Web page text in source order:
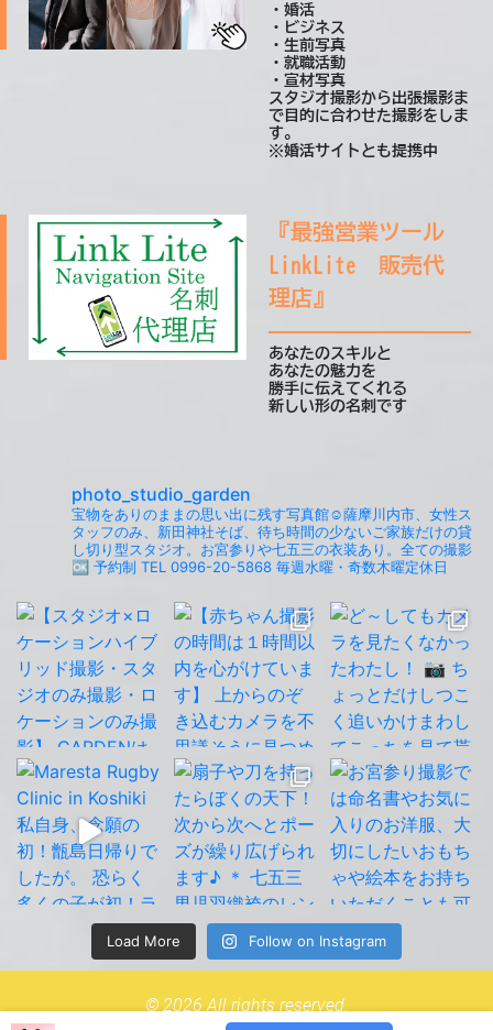
・婚活
・ビジネス
・生前写真
・就職活動
・宣材写真
スタジオ撮影から出張撮影ま
で目的に合わせた撮影をしま
す。
※婚活サイトとも提携中
『最強営業ツール
LinkLite 販売代
理店』
あなたのスキルと
あなたの魅力を
勝手に伝えてくれる
新しい形の名刺です
photo_studio_garden
宝物をありのままの思い出に残す写真館☺️薩摩川内市、女性ス
タッフのみ、新田神社そば、待ち時間の少ないご家族だけの貸
し切り型スタジオ。お宮参りや七五三の衣装あり。全ての撮影
🆗 予約制 TEL 0996-20-5868 毎週水曜・奇数木曜定休日
Load More Follow on Instagram
© 2026 All rights reserved.